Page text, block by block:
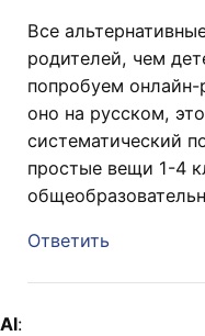
Все
родителей, чем
попробуем онлайн-
оно на русском,
систематический
простые вещи 1-4
Ответить
Al: